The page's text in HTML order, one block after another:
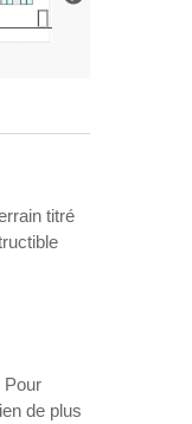
titré
Pour
de plus